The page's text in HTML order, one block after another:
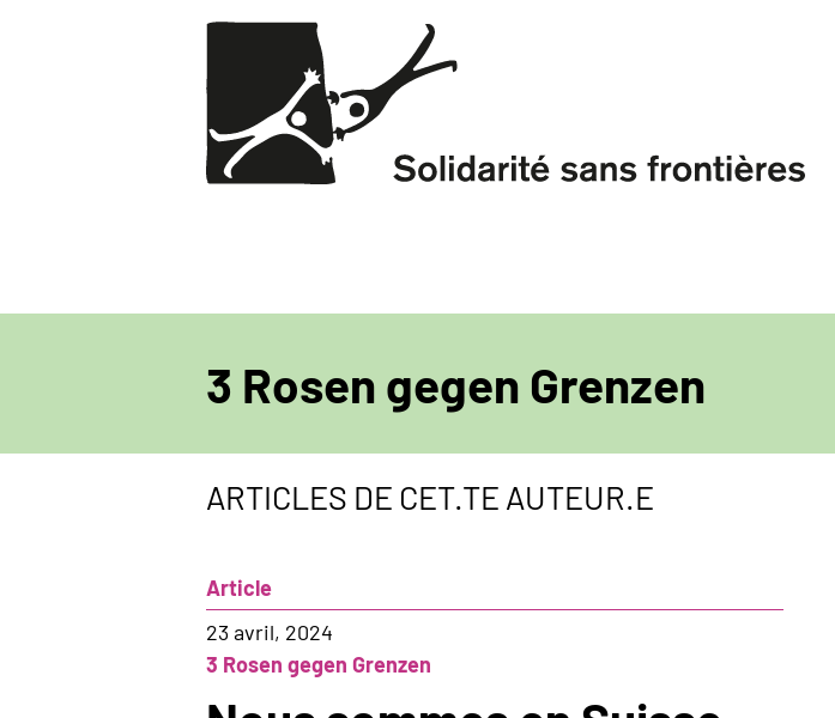
3 Rosen gegen Grenzen
ARTICLES DE CET.TE AUTEUR.E
Article
23 avril, 2024
3 Rosen gegen Grenzen